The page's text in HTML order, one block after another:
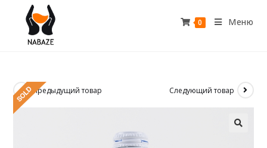
0 Меню
Предыдущий товар Следующий товар